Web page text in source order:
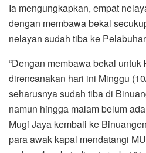
Ia mengungkapkan, empat
dengan membawa bekal
nelayan sudah tiba ke
“Dengan membawa bekal
direncanakan hari ini Minggu
seharusnya sudah tiba di
namun hingga malam belum
Mugi Jaya kembali ke
para awak kapal mendatangi